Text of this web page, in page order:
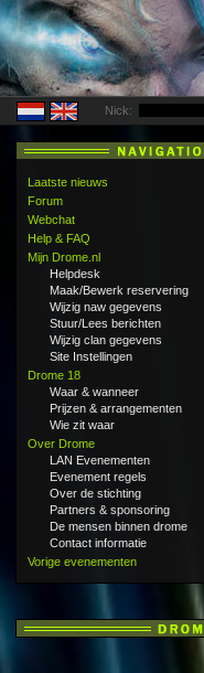
Nick:
Laatste nieuws
Forum
Webchat
Help & FAQ
Mijn Drome.nl
Helpdesk
Maak/Bewerk reservering
Wijzig naw gegevens
Stuur/Lees berichten
Wijzig clan gegevens
Site Instellingen
Drome 18
Waar & wanneer
Prijzen & arrangementen
Wie zit waar
Over Drome
LAN Evenementen
Evenement regels
Over de stichting
Partners & sponsoring
De mensen binnen drome
Contact informatie
Vorige evenementen